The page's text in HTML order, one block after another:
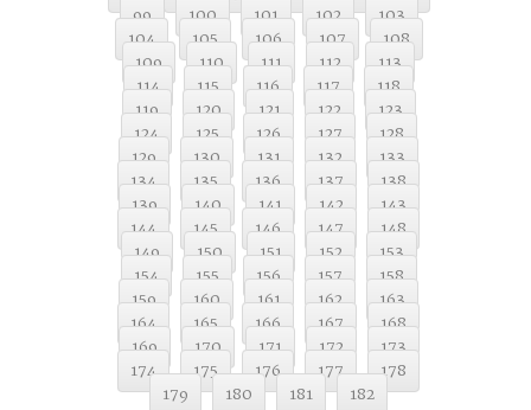
99
100 101 102
103
104
105 106 107
108
109
110 111 112
113
114
115 116 117
118
119
120 121 122
123
124
125 126 127
128
129
130 131 132
133
134
135 136 137
138
139
140 141 142
143
144
145 146 147
148
149
150 151 152
153
154
155 156 157
158
159
160 161 162
163
164
165 166 167
168
169
170 171 172
173
174
175 176 177
178
179
180 181 182